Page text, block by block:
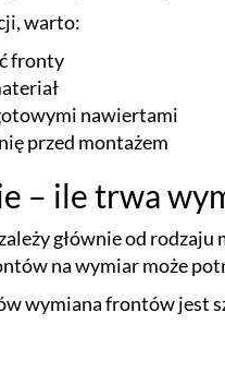
warto:
fronty
nawiertami
przed montażem
– ile trwa
głównie od
na wymiar może
wymiana frontów jest